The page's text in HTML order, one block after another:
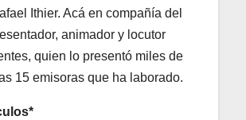
Ithier. Acá en compañía del
animador y locutor
quien lo presentó miles de
15 emisoras que ha laborado.